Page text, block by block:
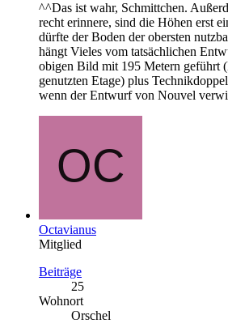
^^Das ist wahr, Schmittchen.
recht erinnere, sind die Höhen erst
dürfte der Boden der obersten
hängt Vieles vom tatsächlichen
obigen Bild mit 195 Metern geführt
genutzten Etage) plus
wenn der Entwurf von Nouvel
Octavianus
Mitglied
Beiträge
25
Wohnort
Orschel